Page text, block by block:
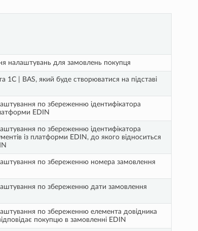
налаштувань для замовлень покупця
1С | BAS, який буде створюватися на підставі
по збереженню ідентифікатора
EDIN
по збереженню ідентифікатора
із платформи EDIN, до якого відноситься
по збереженню номера замовлення
по збереженню дати замовлення
по збереженню елемента довідника
покупцю в замовленні EDIN